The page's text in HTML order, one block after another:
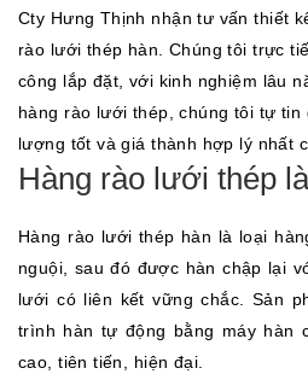
Cty Hưng Thịnh nhận tư vấn thiết
rào lưới thép hàn. Chúng tôi trực
công lắp đặt, với kinh nghiệm lâu
hàng rào lưới thép, chúng tôi tự tin
lượng tốt và giá thành hợp lý nhất
Hàng rào lưới thép
Hàng rào lưới thép hàn là loại
nguội, sau đó được hàn chập lại
lưới có liên kết vững chắc. Sản
trình hàn tự động bằng máy hàn
cao, tiên tiến, hiện đại.